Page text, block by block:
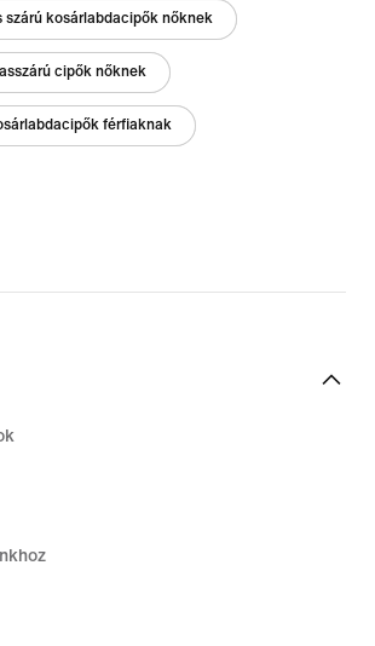
szárú kosárlabdacipők nőknek
cipők nőknek
férfiaknak